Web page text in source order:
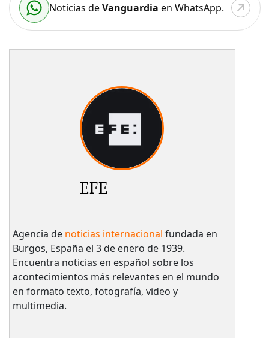
Noticias deVanguardia en WhatsApp.
EFE
Agencia de noticias internacional fundada en
Burgos, España el 3 de enero de 1939.
Encuentra noticias en español sobre los
acontecimientos más relevantes en el mundo
en formato texto, fotografía, video y
multimedia.